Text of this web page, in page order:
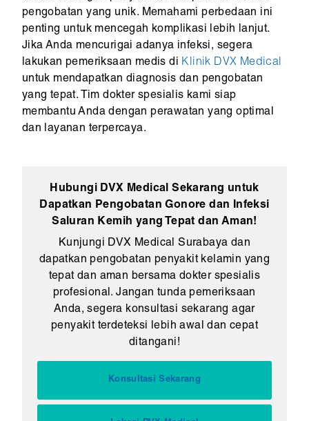
pengobatan yang unik. Memahami perbedaan ini
penting untuk mencegah komplikasi lebih lanjut.
Jika Anda mencurigai adanya infeksi, segera
lakukan pemeriksaan medis di Klinik DVX Medical
untuk mendapatkan diagnosis dan pengobatan
yang tepat. Tim dokter spesialis kami siap
membantu Anda dengan perawatan yang optimal
dan layanan terpercaya.
Hubungi DVX Medical Sekarang untuk
Dapatkan Pengobatan Gonore dan Infeksi
Saluran Kemih yang Tepat dan Aman!
Kunjungi DVX Medical Surabaya dan
dapatkan pengobatan penyakit kelamin yang
tepat dan aman bersama dokter spesialis
profesional. Jangan tunda pemeriksaan
Anda, segera konsultasi sekarang agar
penyakit terdeteksi lebih awal dan cepat
ditangani!
Konsultasi Sekarang